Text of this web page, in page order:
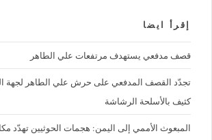
إقرأ ايضا
قصف مدفعي يستهدف مرتفعات علي الطاهر
تجدّد القصف المدفعي على حرش علي الطاهر لجهة
كثيف بالأسلحة الرشاشة
المبعوث الأممي إلى اليمن: هجمات الحوثيين تهدّد